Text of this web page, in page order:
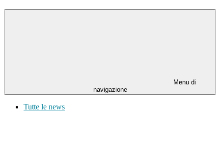
Menu di
navigazione
Tutte le news